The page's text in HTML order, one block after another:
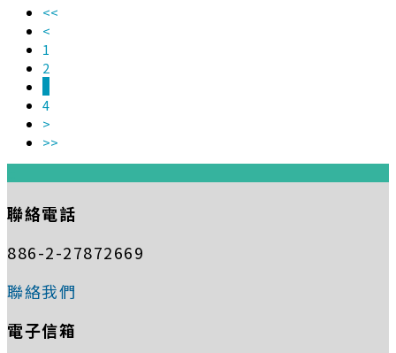
<<
<
1
2
4
>
>>
聯絡電話
886-2-27872669
聯絡我們
電子信箱